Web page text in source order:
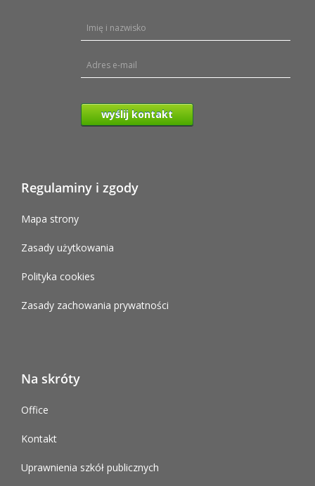
wyślij kontakt
Regulaminy i zgody
Mapa strony
Zasady użytkowania
Polityka cookies
Zasady zachowania prywatności
Na skróty
Office
Kontakt
Uprawnienia szkół publicznych